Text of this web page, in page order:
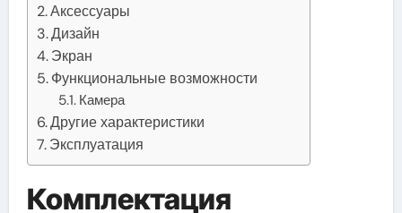
Аксессуары
Дизайн
Экран
Функциональные возможности
Камера
Другие характеристики
Эксплуатация
Комплектация